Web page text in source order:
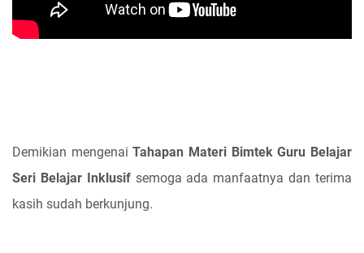
Demikian mengenaiTahapan Materi Bimtek Guru Belajar
Seri Belajar Inklusifsemoga ada manfaatnya dan terima
kasih sudah berkunjung.